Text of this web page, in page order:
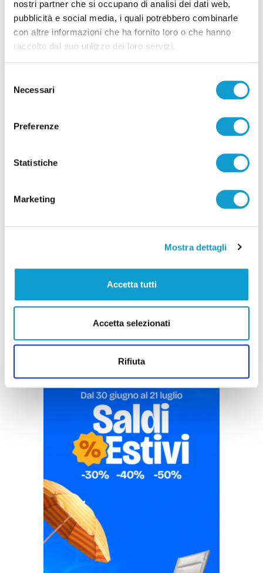
nostri partner che si occupano di analisi dei dati web,
pubblicità e social media, i quali potrebbero combinarle
con altre informazioni che ha fornito loro o che hanno
raccolto dal suo utilizzo dei loro servizi.
delNecessari
Preferenze
Statistiche
Marketing
Mostra dettagli
Accetta tutti
Accetta selezionati
Rifiuta
Coppa Italia Serie C - Biglietti ancora bloccati
Comitato sicurezza
Pubblicità